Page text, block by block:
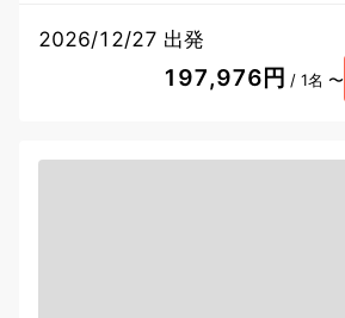
2026/12/27 出発
197,976円 / 1名 〜